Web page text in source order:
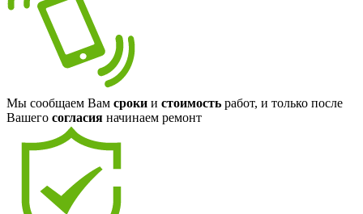
Мы сообщаем Вам сроки и стоимость работ, и только после
Вашего согласия начинаем ремонт